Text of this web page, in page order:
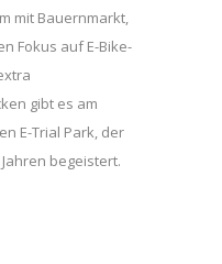
mit Bauernmarkt,
Fokus auf E-Bike-
gibt es am
E-Trial Park, der
begeistert.